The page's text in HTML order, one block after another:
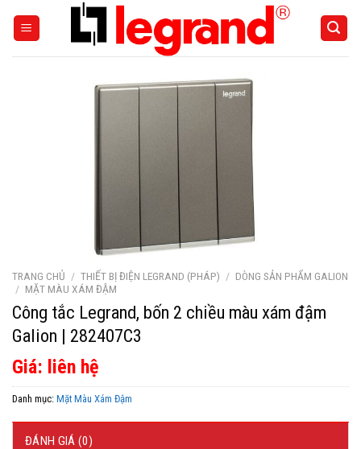
TRANG CHỦ / THIẾT BỊ ĐIỆN LEGRAND (PHÁP) / DÒNG SẢN PHẨM GALION
/ MẶT MÀU XÁM ĐẬM
Công tắc Legrand, bốn 2 chiều màu xám đậm
Galion | 282407C3
Giá: liên hệ
Danh mục: Mặt Màu Xám Đậm
ĐÁNH GIÁ (0)